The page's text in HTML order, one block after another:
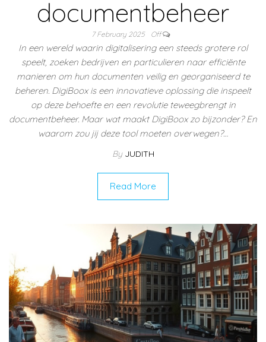
documentbeheer
7 February 2025 Off
In een wereld waarin digitalisering een steeds grotere rol
speelt, zoeken bedrijven en particulieren naar efficiënte
manieren om hun documenten veilig en georganiseerd te
beheren. DigiBoox is een innovatieve oplossing die inspeelt
op deze behoefte en een revolutie teweegbrengt in
documentbeheer. Maar wat maakt DigiBoox zo bijzonder? En
waarom zou jij deze tool moeten overwegen?…
By JUDITH
Read More